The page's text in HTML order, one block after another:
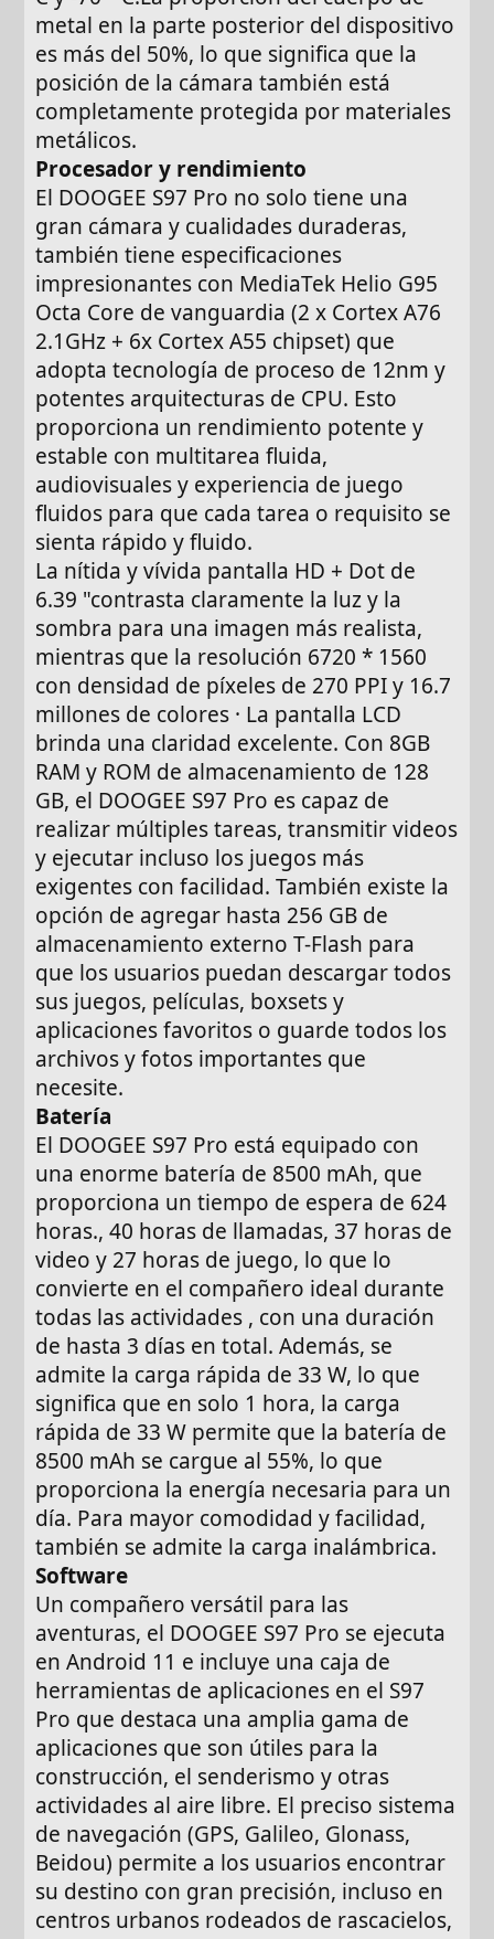
metal en la parte posterior del dispositivo
es más del 50%, lo que significa que la
posición de la cámara también está
completamente protegida por materiales
metálicos.
Procesador y rendimiento
El DOOGEE S97 Pro no solo tiene una
gran cámara y cualidades duraderas,
también tiene especificaciones
impresionantes con MediaTek Helio G95
Octa Core de vanguardia (2 x Cortex A76
2.1GHz + 6x Cortex A55 chipset) que
adopta tecnología de proceso de 12nm y
potentes arquitecturas de CPU. Esto
proporciona un rendimiento potente y
estable con multitarea fluida,
audiovisuales y experiencia de juego
fluidos para que cada tarea o requisito se
sienta rápido y fluido.
La nítida y vívida pantalla HD + Dot de
6.39 "contrasta claramente la luz y la
sombra para una imagen más realista,
mientras que la resolución 6720 * 1560
con densidad de píxeles de 270 PPI y 16.7
millones de colores · La pantalla LCD
brinda una claridad excelente. Con 8GB
RAM y ROM de almacenamiento de 128
GB, el DOOGEE S97 Pro es capaz de
realizar múltiples tareas, transmitir videos
y ejecutar incluso los juegos más
exigentes con facilidad. También existe la
opción de agregar hasta 256 GB de
almacenamiento externo T-Flash para
que los usuarios puedan descargar todos
sus juegos, películas, boxsets y
aplicaciones favoritos o guarde todos los
archivos y fotos importantes que
necesite.
Batería
El DOOGEE S97 Pro está equipado con
una enorme batería de 8500 mAh, que
proporciona un tiempo de espera de 624
horas., 40 horas de llamadas, 37 horas de
video y 27 horas de juego, lo que lo
convierte en el compañero ideal durante
todas las actividades , con una duración
de hasta 3 días en total. Además, se
admite la carga rápida de 33 W, lo que
significa que en solo 1 hora, la carga
rápida de 33 W permite que la batería de
8500 mAh se cargue al 55%, lo que
proporciona la energía necesaria para un
día. Para mayor comodidad y facilidad,
también se admite la carga inalámbrica.
Software
Un compañero versátil para las
aventuras, el DOOGEE S97 Pro se ejecuta
en Android 11 e incluye una caja de
herramientas de aplicaciones en el S97
Pro que destaca una amplia gama de
aplicaciones que son útiles para la
construcción, el senderismo y otras
actividades al aire libre. El preciso sistema
de navegación (GPS, Galileo, Glonass,
Beidou) permite a los usuarios encontrar
su destino con gran precisión, incluso en
centros urbanos rodeados de rascacielos,